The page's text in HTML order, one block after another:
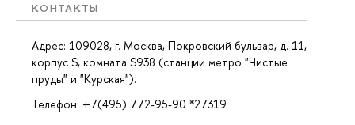
КОНТАКТЫ
Адрес: 109028, г. Москва, Покровский бульвар, д. 11,
корпус S, комната S938 (станции метро "Чистые
пруды" и "Курская").
Телефон: +7(495) 772-95-90 *27319